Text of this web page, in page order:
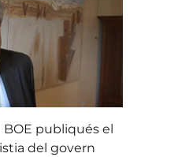
publiqués el
del govern